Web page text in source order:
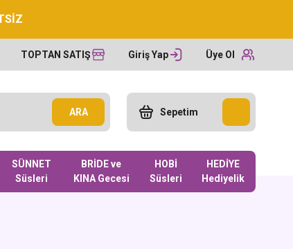
TOPTAN SATIŞ Giriş Yap Üye Ol
ARA Sepetim
SÜNNET
Süsleri
BRİDE ve
KINA Gecesi
HOBİ
Süsleri
HEDİYE
Hediyelik